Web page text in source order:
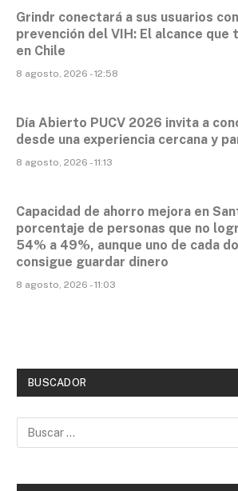
Grindr conectará a sus usuarios
prevención del VIH: El alcance que
en Chile
8 agosto, 2026 - 12:58
Día Abierto PUCV 2026 invita a
desde una experiencia cercana y
8 agosto, 2026 - 11:13
Capacidad de ahorro mejora en
porcentaje de personas que no
54% a 49%, aunque uno de cada
consigue guardar dinero
8 agosto, 2026 - 11:03
BUSCADOR